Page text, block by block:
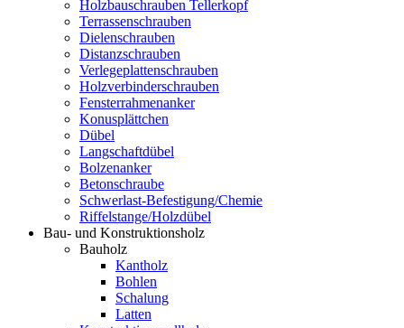
Holzbauschrauben Tellerkopf
Terrassenschrauben
Dielenschrauben
Distanzschrauben
Verlegeplattenschrauben
Holzverbinderschrauben
Fensterrahmenanker
Konusplättchen
Dübel
Langschaftdübel
Bolzenanker
Betonschraube
Schwerlast-Befestigung/Chemie
Riffelstange/Holzdübel
Bau- und Konstruktionsholz
Bauholz
Kantholz
Bohlen
Schalung
Latten